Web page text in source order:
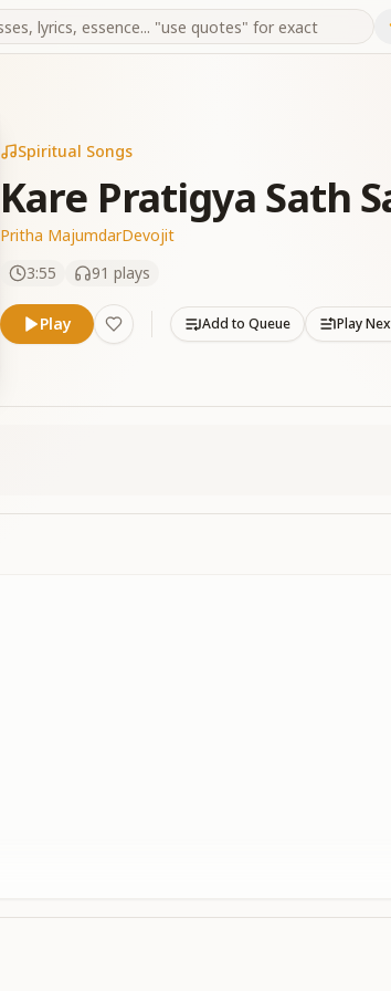
Spiritual Songs
Kare Pratigya Sath
Pritha MajumdarDevojit
3:55
91 plays
Play Add to Queue Play